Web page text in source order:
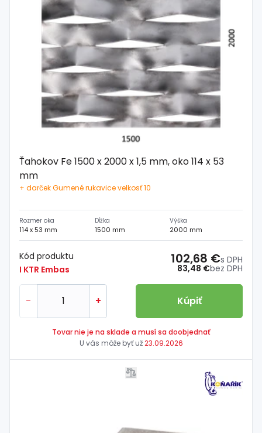
Ťahokov Fe 1500 x 2000 x 1,5 mm, oko 114 x 53
mm
+ darček Gumené rukavice velkosť 10
Rozmer oka
114 x 53 mm
Dĺžka
1500 mm
Výška
2000 mm
Kód produktu
I KTR Embas
83,48 €bez DPH
102,68 €s DPH
- + Kúpiť
Tovar nie je na sklade a musí sa doobjednať
U vás môže byť už23.09.2026